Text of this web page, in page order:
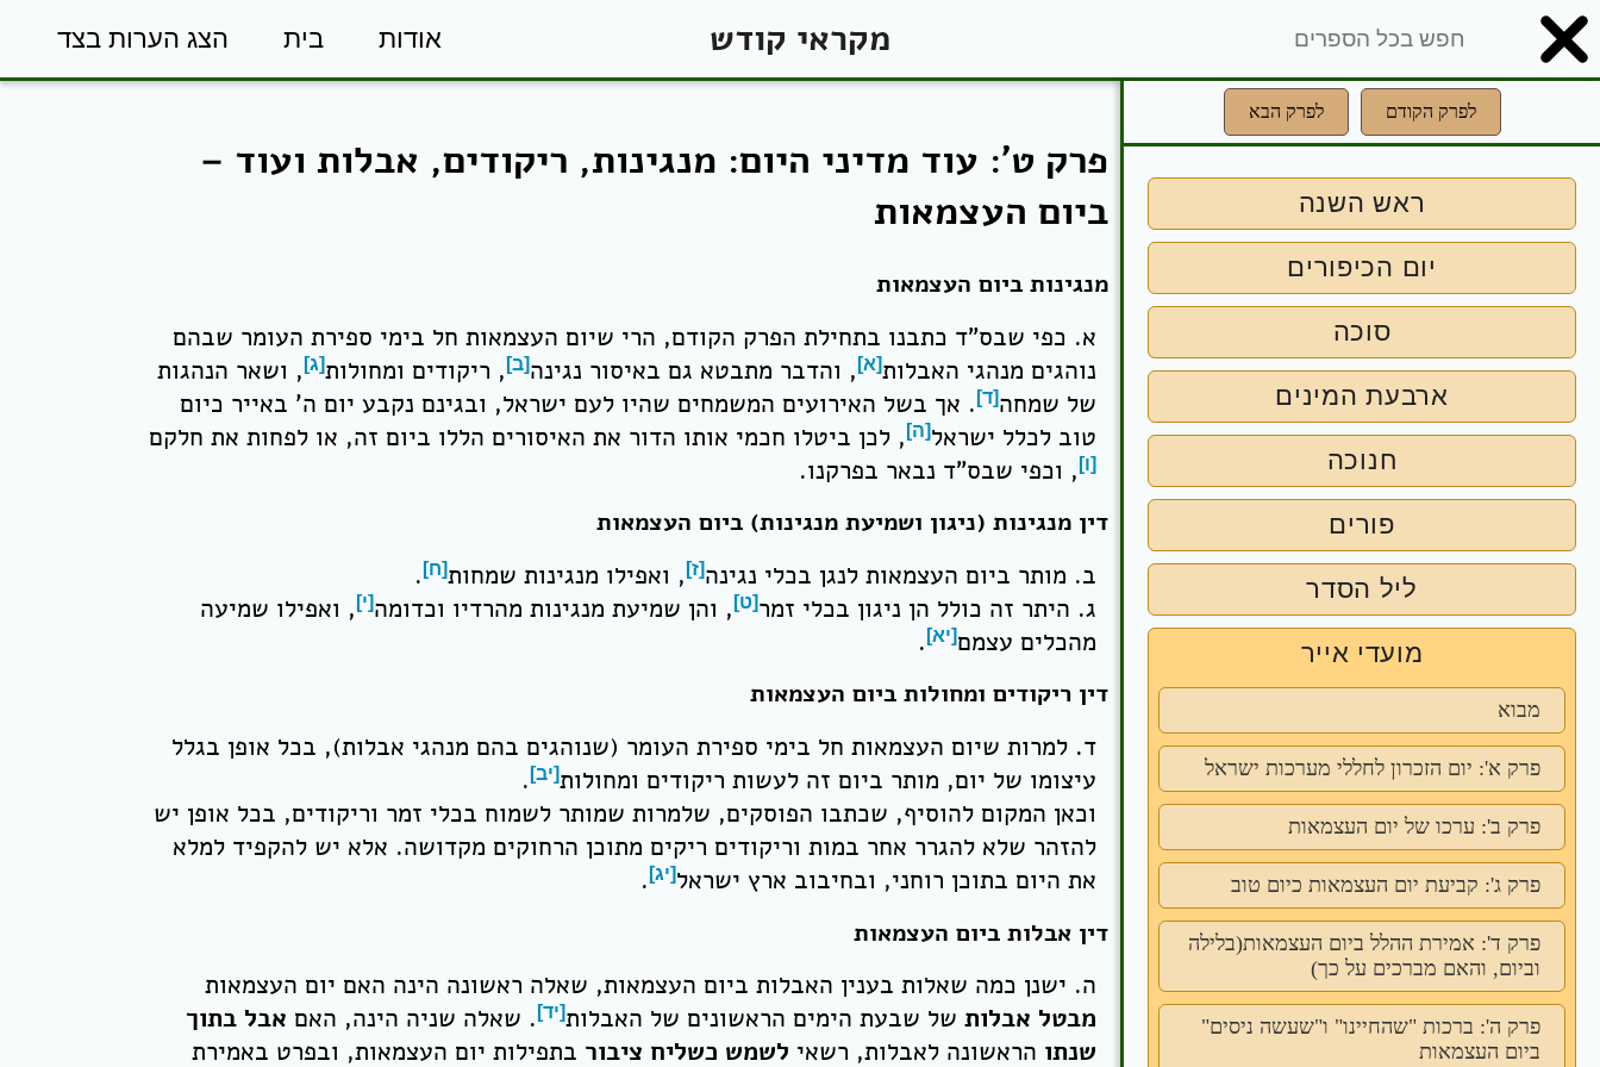
מקראי קודש אודות בית הצג הערות בצד
לפרק הקודם לפרק הבא
ראש השנה
יום הכיפורים
סוכה
ארבעת המינים
חנוכה
פורים
ליל הסדר
מועדי אייר
מבוא
פרק א': יום הזכרון לחללי מערכות ישראל
פרק ב': ערכו של יום העצמאות
פרק ג': קביעת יום העצמאות כיום טוב
פרק ד': אמירת ההלל ביום העצמאות(בלילה
וביום, והאם מברכים על כך)
פרק ה': ברכות "שהחיינו" ו"שעשה ניסים"
ביום העצמאות
פרק ט': עוד מדיני היום: מנגינות, ריקודים, אבלות ועוד –
ביום העצמאות
מנגינות ביום העצמאות
א. כפי שבס"ד כתבנו בתחילת הפרק הקודם, הרי שיום העצמאות חל בימי ספירת העומר שבהם
נוהגים מנהגי האבלות[א] , והדבר מתבטא גם באיסור נגינה[ב] , ריקודים ומחולות[ג] , ושאר הנהגות
של שמחה[ד] . אך בשל האירועים המשמחים שהיו לעם ישראל, ובגינם נקבע יום ה' באייר כיום
טוב לכלל ישראל[ה] , לכן ביטלו חכמי אותו הדור את האיסורים הללו ביום זה, או לפחות את חלקם
[ו] , וכפי שבס"ד נבאר בפרקנו.
דין מנגינות (ניגון ושמיעת מנגינות) ביום העצמאות
ב. מותר ביום העצמאות לנגן בכלי נגינה[ז] , ואפילו מנגינות שמחות[ח] .
ג. היתר זה כולל הן ניגון בכלי זמר[ט] , והן שמיעת מנגינות מהרדיו וכדומה[י] , ואפילו שמיעה
מהכלים עצמם[יא] .
דין ריקודים ומחולות ביום העצמאות
ד. למרות שיום העצמאות חל בימי ספירת העומר (שנוהגים בהם מנהגי אבלות), בכל אופן בגלל
עיצומו של יום, מותר ביום זה לעשות ריקודים ומחולות[יב] .
וכאן המקום להוסיף, שכתבו הפוסקים, שלמרות שמותר לשמוח בכלי זמר וריקודים, בכל אופן יש
להזהר שלא להגרר אחר במות וריקודים ריקים מתוכן הרחוקים מקדושה. אלא יש להקפיד למלא
את היום בתוכן רוחני, ובחיבוב ארץ ישראל[יג] .
דין אבלות ביום העצמאות
ה. ישנן כמה שאלות בענין האבלות ביום העצמאות, שאלה ראשונה הינה האם יום העצמאות
מבטל אבלות של שבעת הימים הראשונים של האבלות[יד] . שאלה שניה הינה, האם אבל בתוך
שנתו הראשונה לאבלות, רשאי לשמש כשליח ציבור בתפילות יום העצמאות, ובפרט באמירת